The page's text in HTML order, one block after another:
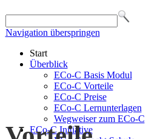
Navigation überspringen
Start
Überblick
ECo-C Basis Modul
ECo-C Vorteile
ECo-C Preise
ECo-C Lernunterlagen
Wegweiser zum ECo-C
ECo-C Initiative